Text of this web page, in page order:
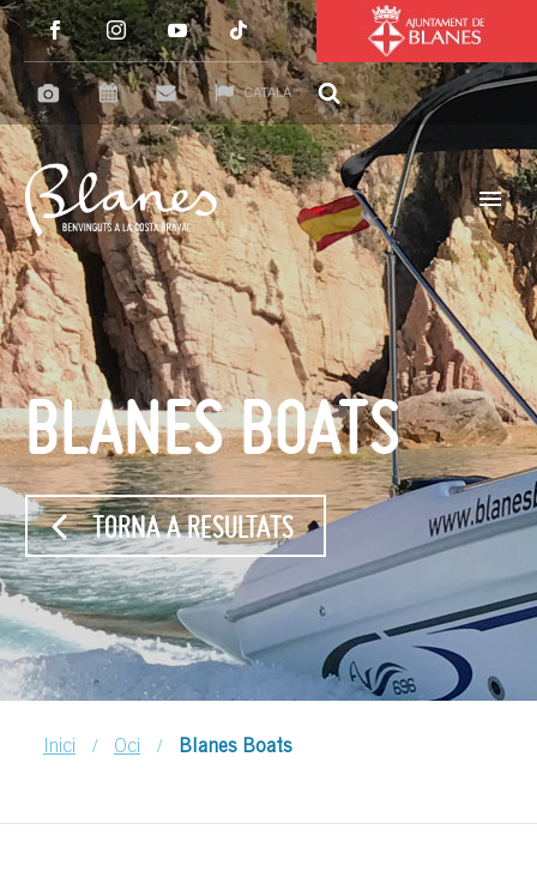
CATALÀ
BLANES BOATS
TORNA A RESULTATS
Inici / Oci / Blanes Boats